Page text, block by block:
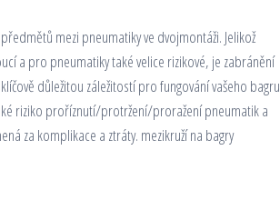
mezi pneumatiky ve dvojmontáži. Jelikož
a pro pneumatiky také velice rizikové, je zabránění
důležitou záležitostí pro fungování vašeho bagru
riziko proříznutí/protržení/proražení pneumatik a
za komplikace a ztráty. mezikruží na bagry